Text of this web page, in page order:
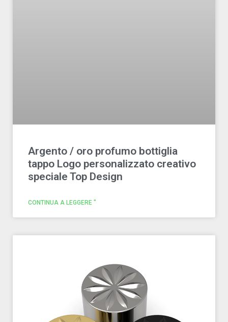
Argento / oro profumo bottiglia
tappo Logo personalizzato creativo
speciale Top Design
CONTINUA A LEGGERE "